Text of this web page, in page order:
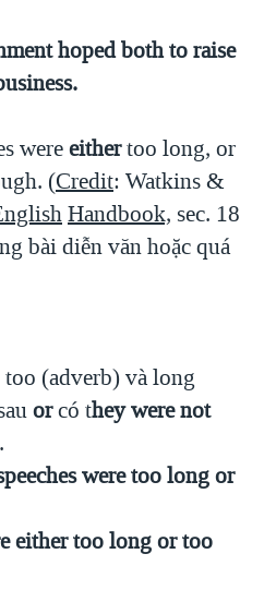
hoped both to raise
wereeithertoo long, or
(Credit: Watkins &
Handbook, sec. 18
bài diễn văn hoặc quá
(adverb) và long
orcó they were not
were too long or
either too long or too